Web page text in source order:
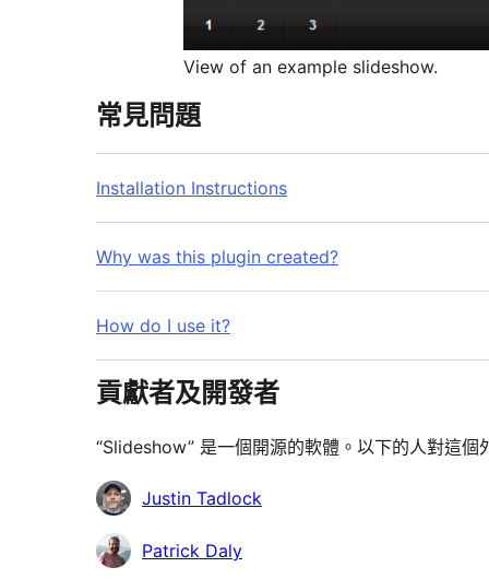
View of an example slideshow.
常見問題
Installation Instructions
Why was this plugin created?
How do I use it?
貢獻者及開發者
“Slideshow” 是一個開源的軟體。以下的人對這個
貢
獻
者
Justin Tadlock
Patrick Daly